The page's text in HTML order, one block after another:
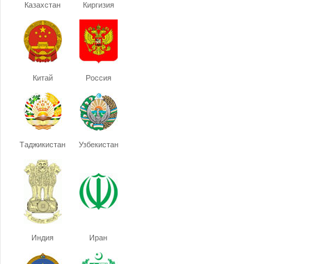
Казахстан Киргизия
Китай Россия
Таджикистан Узбекистан
Индия Иран